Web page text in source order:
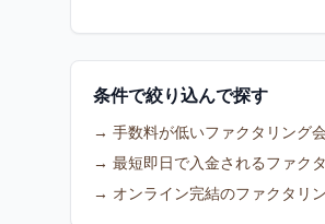
条件で絞り込んで探す
→ 手数料が低いファクタリング
→ 最短即日で入金されるファク
→ オンライン完結のファクタリ